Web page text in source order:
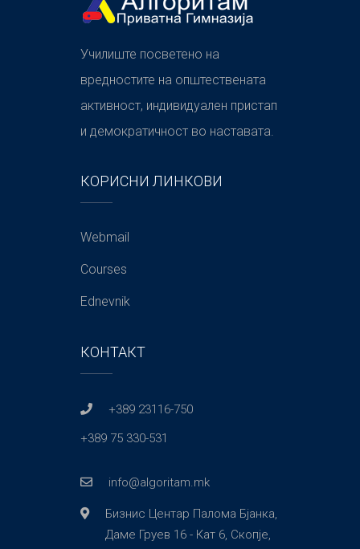
Училиште посветено на
вредностите на општествената
активност, индивидуален пристап
и демократичност во наставата.
КОРИСНИ ЛИНКОВИ
Webmail
Courses
Ednevnik
КОНТАКТ
+389 23116-750
+389 75 330-531
info@algoritam.mk
Бизнис Центар Палома Бјанка,
Даме Груев 16 - Кат 6, Скопје,